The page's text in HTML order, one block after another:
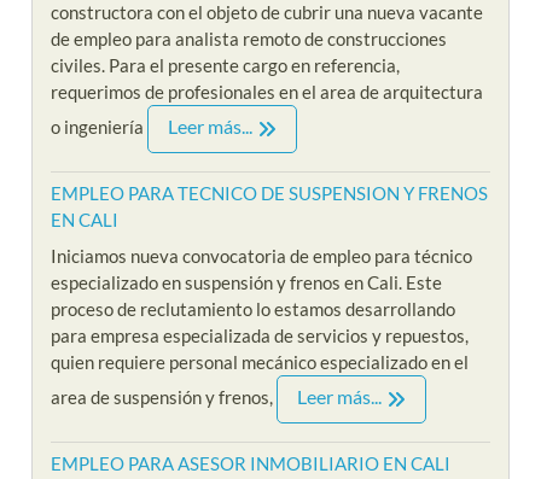
constructora con el objeto de cubrir una nueva vacante
de empleo para analista remoto de construcciones
civiles. Para el presente cargo en referencia,
requerimos de profesionales en el area de arquitectura
o ingeniería
Leer más...
EMPLEO PARA TECNICO DE SUSPENSION Y FRENOS
EN CALI
Iniciamos nueva convocatoria de empleo para técnico
especializado en suspensión y frenos en Cali. Este
proceso de reclutamiento lo estamos desarrollando
para empresa especializada de servicios y repuestos,
quien requiere personal mecánico especializado en el
area de suspensión y frenos,
Leer más...
EMPLEO PARA ASESOR INMOBILIARIO EN CALI